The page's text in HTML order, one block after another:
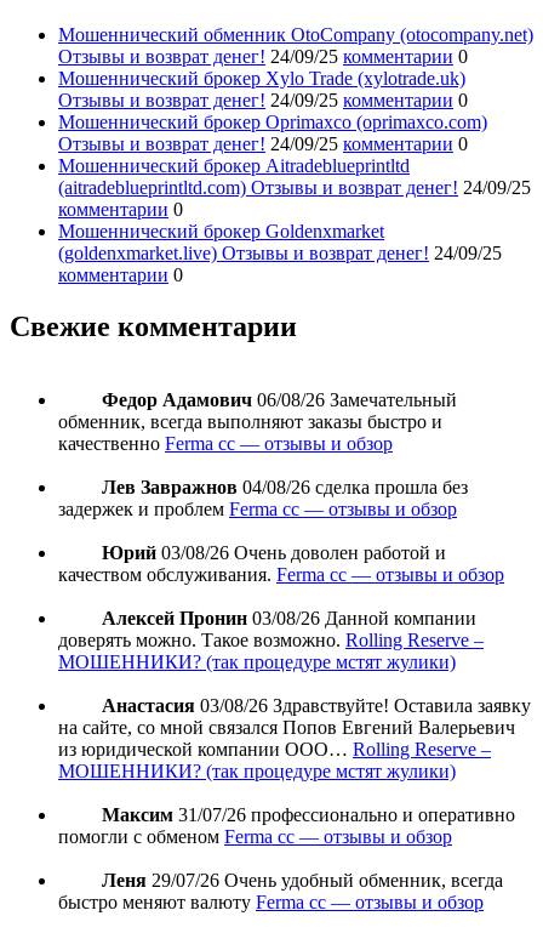
Мошеннический обменник OtoCompany (otocompany.net)
Отзывы и возврат денег! 24/09/25 комментарии 0
Мошеннический брокер Xylo Trade (xylotrade.uk)
Отзывы и возврат денег! 24/09/25 комментарии 0
Мошеннический брокер Oprimaxco (oprimaxco.com)
Отзывы и возврат денег! 24/09/25 комментарии 0
Мошеннический брокер Aitradeblueprintltd
(aitradeblueprintltd.com) Отзывы и возврат денег! 24/09/25
комментарии 0
Мошеннический брокер Goldenxmarket
(goldenxmarket.live) Отзывы и возврат денег! 24/09/25
комментарии 0
Свежие комментарии
Федор Адамович 06/08/26 Замечательный
обменник, всегда выполняют заказы быстро и
качественно Ferma cc — отзывы и обзор
Лев Завражнов 04/08/26 сделка прошла без
задержек и проблем Ferma cc — отзывы и обзор
Юрий 03/08/26 Очень доволен работой и
качеством обслуживания. Ferma cc — отзывы и обзор
Алексей Пронин 03/08/26 Данной компании
доверять можно. Такое возможно. Rolling Reserve –
МОШЕННИКИ? (так процедуре мстят жулики)
Анастасия 03/08/26 Здравствуйте! Оставила заявку
на сайте, со мной связался Попов Евгений Валерьевич
из юридической компании ООО… Rolling Reserve –
МОШЕННИКИ? (так процедуре мстят жулики)
Максим 31/07/26 профессионально и оперативно
помогли с обменом Ferma cc — отзывы и обзор
Леня 29/07/26 Очень удобный обменник, всегда
быстро меняют валюту Ferma cc — отзывы и обзор